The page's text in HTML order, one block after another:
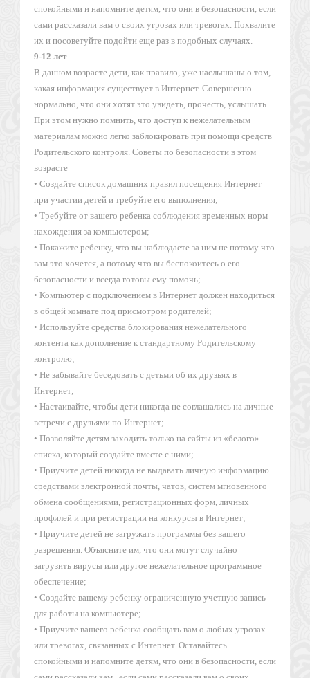
спокойными и напомните детям, что они в безопасности, если
сами рассказали вам о своих угрозах или тревогах. Похвалите
их и посоветуйте подойти еще раз в подобных случаях.
9-12 лет
В данном возрасте дети, как правило, уже наслышаны о том,
какая информация существует в Интернет. Совершенно
нормально, что они хотят это увидеть, прочесть, услышать.
При этом нужно помнить, что доступ к нежелательным
материалам можно легко заблокировать при помощи средств
Родительского контроля. Советы по безопасности в этом
возрасте
• Создайте список домашних правил посещения Интернет
при участии детей и требуйте его выполнения;
• Требуйте от вашего ребенка соблюдения временных норм
нахождения за компьютером;
• Покажите ребенку, что вы наблюдаете за ним не потому что
вам это хочется, а потому что вы беспокоитесь о его
безопасности и всегда готовы ему помочь;
• Компьютер с подключением в Интернет должен находиться
в общей комнате под присмотром родителей;
• Используйте средства блокирования нежелательного
контента как дополнение к стандартному Родительскому
контролю;
• Не забывайте беседовать с детьми об их друзьях в
Интернет;
• Настаивайте, чтобы дети никогда не соглашались на личные
встречи с друзьями по Интернет;
• Позволяйте детям заходить только на сайты из «белого»
списка, который создайте вместе с ними;
• Приучите детей никогда не выдавать личную информацию
средствами электронной почты, чатов, систем мгновенного
обмена сообщениями, регистрационных форм, личных
профилей и при регистрации на конкурсы в Интернет;
• Приучите детей не загружать программы без вашего
разрешения. Объясните им, что они могут случайно
загрузить вирусы или другое нежелательное программное
обеспечение;
• Создайте вашему ребенку ограниченную учетную запись
для работы на компьютере;
• Приучите вашего ребенка сообщать вам о любых угрозах
или тревогах, связанных с Интернет. Оставайтесь
спокойными и напомните детям, что они в безопасности, если